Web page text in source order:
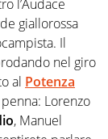
l’Audace
giallorossa
Il
nel giro
al Potenza
Lorenzo
, Manuel